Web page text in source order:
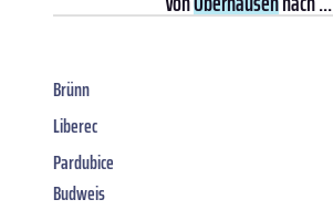
Brünn
Liberec
Pardubice
Budweis